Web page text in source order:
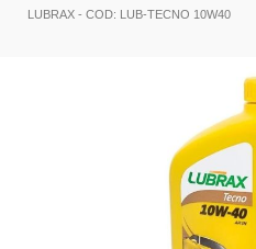
LUBRAX - COD: LUB-TECNO 10W40